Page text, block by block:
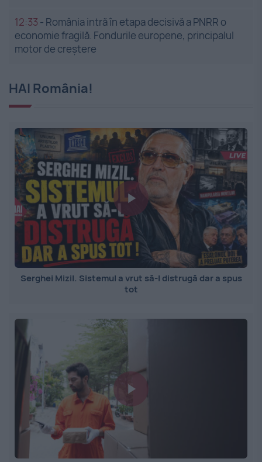
12:33 - România intră în etapa decisivă a PNRR o
economie fragilă. Fondurile europene, principalul
motor de creștere
HAI România!
Serghei Mizil. Sistemul a vrut să-l distrugă dar a spus
tot